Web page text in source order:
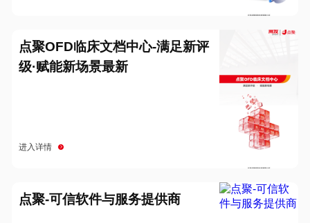
点聚OFD临床文档中心-满足新评
级·赋能新场景最新
进入详情
点聚-可信软件与服务提供商